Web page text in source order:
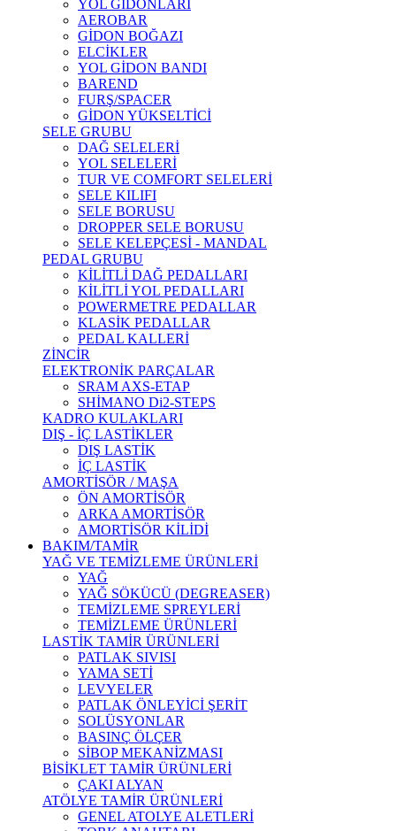
YOL GİDONLARI
AEROBAR
GİDON BOĞAZI
ELCİKLER
YOL GİDON BANDI
BAREND
FURŞ/SPACER
GİDON YÜKSELTİCİ
SELE GRUBU
DAĞ SELELERİ
YOL SELELERİ
TUR VE COMFORT SELELERİ
SELE KILIFI
SELE BORUSU
DROPPER SELE BORUSU
SELE KELEPÇESİ - MANDAL
PEDAL GRUBU
KİLİTLİ DAĞ PEDALLARI
KİLİTLİ YOL PEDALLARI
POWERMETRE PEDALLAR
KLASİK PEDALLAR
PEDAL KALLERİ
ZİNCİR
ELEKTRONİK PARÇALAR
SRAM AXS-ETAP
SHİMANO Di2-STEPS
KADRO KULAKLARI
DIŞ - İÇ LASTİKLER
DIŞ LASTİK
İÇ LASTİK
AMORTİSÖR / MAŞA
ÖN AMORTİSÖR
ARKA AMORTİSÖR
AMORTİSÖR KİLİDİ
BAKIM/TAMİR
YAĞ VE TEMİZLEME ÜRÜNLERİ
YAĞ
YAĞ SÖKÜCÜ (DEGREASER)
TEMİZLEME SPREYLERİ
TEMİZLEME ÜRÜNLERİ
LASTİK TAMİR ÜRÜNLERİ
PATLAK SIVISI
YAMA SETİ
LEVYELER
PATLAK ÖNLEYİCİ ŞERİT
SOLÜSYONLAR
BASINÇ ÖLÇER
SİBOP MEKANİZMASI
BİSİKLET TAMİR ÜRÜNLERİ
ÇAKI ALYAN
ATÖLYE TAMİR ÜRÜNLERİ
GENEL ATOLYE ALETLERİ